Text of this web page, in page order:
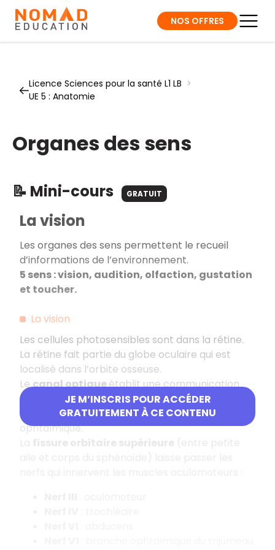
NOS OFFRES
Licence Sciences pour la santé L1 LB >
UE 5 : Anatomie
Organes des sens
📝 Mini-cours GRATUIT
JE M’INSCRIS POUR ACCÉDER
GRATUITEMENT À CE CONTENU
La vision
Les organes des sens permettent le recueil
d’informations de l’environnement.
5 sens : vision, audition, olfaction, gustation
et toucher.
La vision
Les cellules photosensibles sont dans la rétine.
La rétine fait partie du globe oculaire qui est
localisé dans l’orbite osseuse.
Lecanal optiqueétablit une communication
entre l’orbite et l’étage antérieur de la base du
crâne. Il reçoit le nerf optique (II) et l’artère
ophtalmique.
fissure orbitaire supérieure